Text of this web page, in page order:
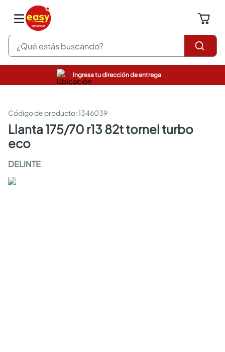
¿Qué estás buscando?
Ingresa tu dirección de entrega
:1346039
llanta 175/70 r13 82t tornel turbo
eco
DELINTE
pinturas
sanitarios
comedor
escritorio
armarios closet
comedores